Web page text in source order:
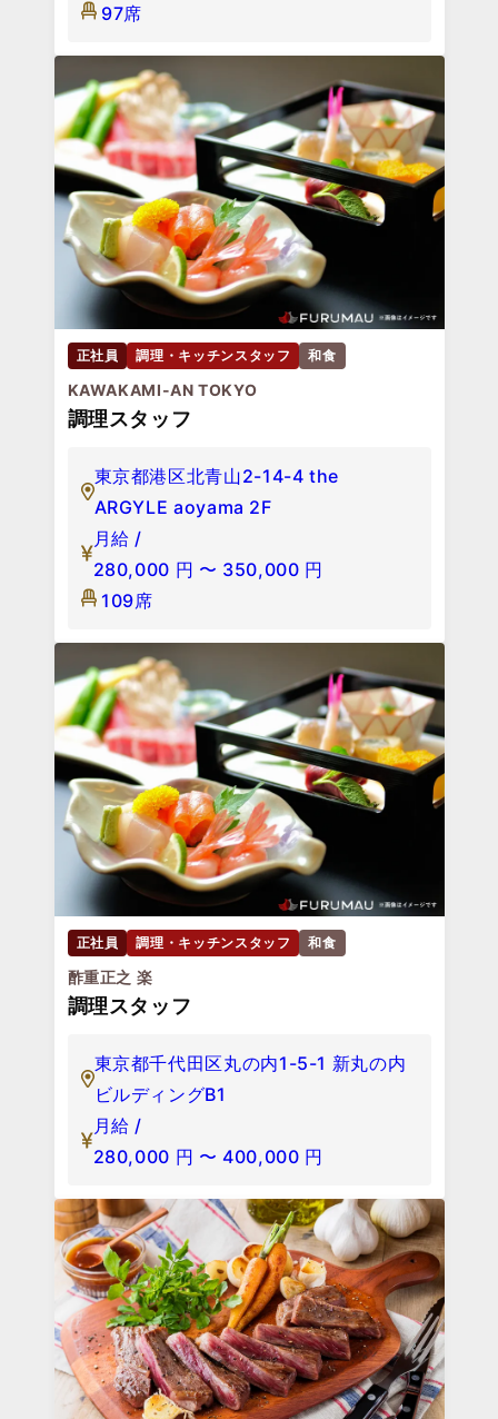
97席
正社員 調理・キッチンスタッフ 和食
KAWAKAMI-AN TOKYO
調理スタッフ
東京都港区北青山2-14-4 the
ARGYLE aoyama 2F
月給 /
280,000 円 〜 350,000 円
109席
正社員 調理・キッチンスタッフ 和食
酢重正之 楽
調理スタッフ
東京都千代田区丸の内1-5-1 新丸の内
ビルディングB1
月給 /
280,000 円 〜 400,000 円